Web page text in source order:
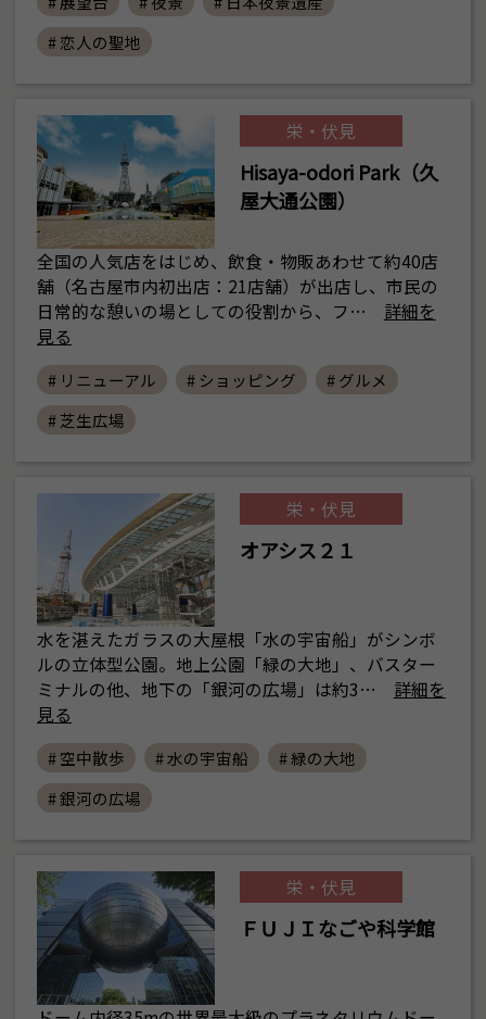
# 恋人の聖地
栄・伏見
Hisaya-odori Park（久
屋大通公園）
全国の人気店をはじめ、飲食・物販あわせて約40店
舗（名古屋市内初出店：21店舗）が出店し、市民の
日常的な憩いの場としての役割から、フ…
詳細を
見る
# リニューアル # ショッピング
# グルメ
# 芝生広場
栄・伏見
オアシス２１
水を湛えたガラスの大屋根「水の宇宙船」がシンボ
ルの立体型公園。地上公園「緑の大地」、バスター
ミナルの他、地下の「銀河の広場」は約3…
詳細を
見る
# 空中散歩 # 水の宇宙船
# 緑の大地
# 銀河の広場
栄・伏見
ＦＵＪＩなごや科学館